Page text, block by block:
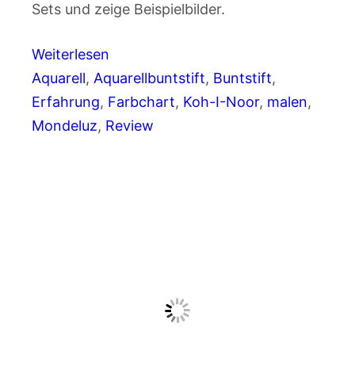
Sets und zeige Beispielbilder.
Weiterlesen
Aquarell, Aquarellbuntstift, Buntstift
Erfahrung, Farbchart, Koh-I-Noor, malen
Mondeluz, Review